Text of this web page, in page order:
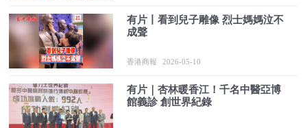
有片丨看到兒子雕像 烈士媽媽泣不
成聲
香港商報 2026-05-10
有片｜杏林暖香江！千名中醫亞博
館義診 創世界紀錄